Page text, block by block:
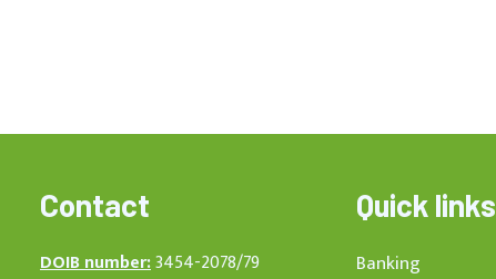
Contact
DOIB number:3454-2078/79
Quick links
Banking